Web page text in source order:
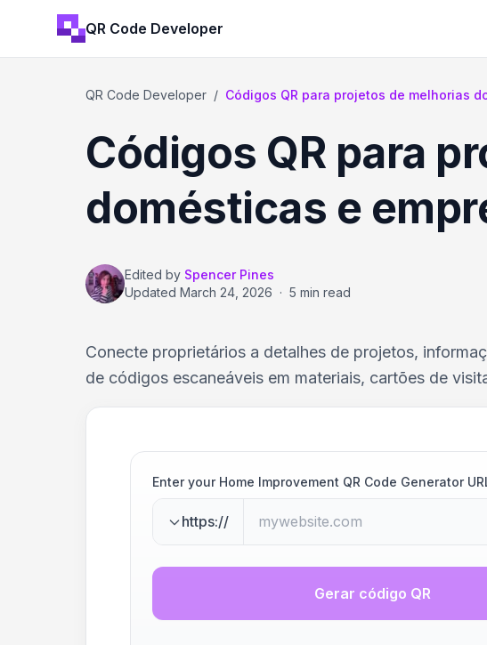
QR Code Developer
QR Code Developer / Códigos QR para projetos de melhorias
Códigos QR para
domésticas e
Edited by Spencer Pines
Updated March 24, 2026 · 5 min read
Conecte proprietários a detalhes de projetos,
de códigos escaneáveis em materiais, cartões de
Enter your Home Improvement QR Code Generator
https://
Gerar código QR